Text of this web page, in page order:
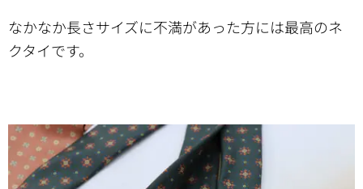
なかなか長さサイズに不満があった方には最高のネ
クタイです。